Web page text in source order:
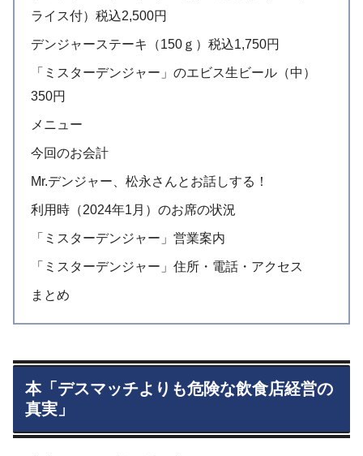
ライス付）税込2,500円
デンジャーステーキ（150ｇ）税込1,750円
「ミスターデンジャー」のエビス生ビール（中）
350円
メニュー
今回のお会計
Mr.デンジャー、松永さんとお話しする！
利用時（2024年1月）のお席の状況
「ミスターデンジャー」営業案内
「ミスターデンジャー」住所・電話・アクセス
まとめ
本「デスマッチよりも危険な飲食店経営の
真実」